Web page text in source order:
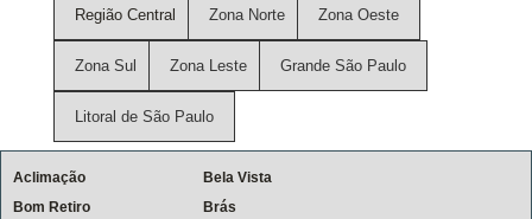
Região Central Zona Norte Zona Oeste
Zona Sul Zona Leste Grande São Paulo
Litoral de São Paulo
Aclimação
Bela Vista
Bom Retiro
Brás